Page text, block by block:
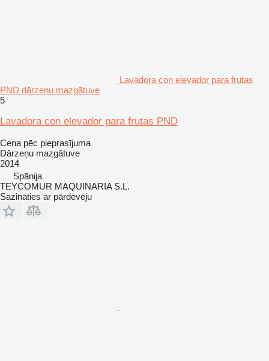
Lavadora con elevador para frutas
PND dārzeņu mazgātuve
5
Lavadora con elevador para frutas PND
Cena pēc pieprasījuma
Dārzeņu mazgātuve
2014
Spānija
TEYCOMUR MAQUINARIA S.L.
Sazināties ar pārdevēju